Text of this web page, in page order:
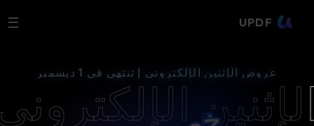
UPDF
عروض الإثنين الإلكتروني | تنتهي في 1 ديسمبر
الإلكتروني